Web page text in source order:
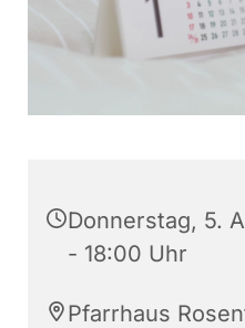
Donnerstag, 5.
- 18:00 Uhr
Pfarrhaus